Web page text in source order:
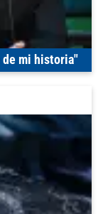
de mi historia"